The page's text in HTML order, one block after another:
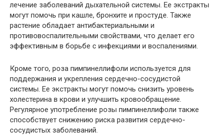
лечение заболеваний дыхательной системы. Ее экстракты
могут помочь при кашле, бронхите и простуде. Также
растение обладает антибактериальными и
противовоспалительными свойствами, что делает его
эффективным в борьбе с инфекциями и воспалениями.
Кроме того, роза пимпинеллифоли используется для
поддержания и укрепления сердечно-сосудистой
системы. Ее экстракты могут помочь снизить уровень
холестерина в крови и улучшить кровообращение.
Регулярное употребление розы пимпинеллифоли также
способствует снижению риска развития сердечно-
сосудистых заболеваний.